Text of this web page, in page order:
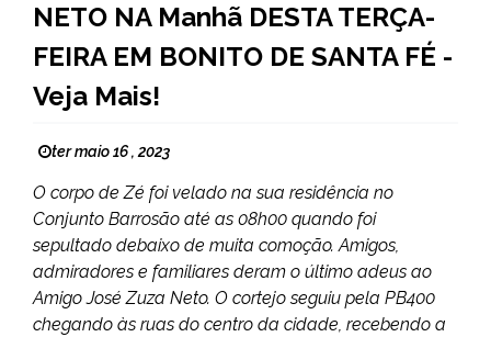
NETO NA Manhã DESTA TERÇA-
FEIRA EM BONITO DE SANTA FÉ -
Veja Mais!
ter maio 16 , 2023
O corpo de Zé foi velado na sua residência no
Conjunto Barrosão até as 08h00 quando foi
sepultado debaixo de muita comoção. Amigos,
admiradores e familiares deram o último adeus ao
Amigo José Zuza Neto. O cortejo seguiu pela PB400
chegando às ruas do centro da cidade, recebendo a